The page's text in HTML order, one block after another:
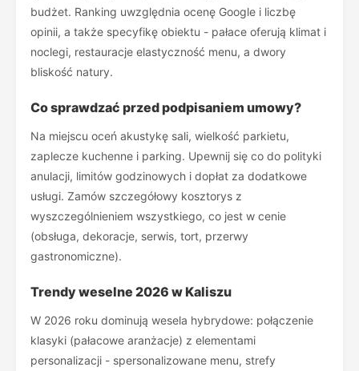
budżet. Ranking uwzględnia ocenę Google i liczbę
opinii, a także specyfikę obiektu - pałace oferują klimat i
noclegi, restauracje elastyczność menu, a dwory
bliskość natury.
Co sprawdzać przed podpisaniem umowy?
Na miejscu oceń akustykę sali, wielkość parkietu,
zaplecze kuchenne i parking. Upewnij się co do polityki
anulacji, limitów godzinowych i dopłat za dodatkowe
usługi. Zamów szczegółowy kosztorys z
wyszczególnieniem wszystkiego, co jest w cenie
(obsługa, dekoracje, serwis, tort, przerwy
gastronomiczne).
Trendy weselne 2026 w Kaliszu
W 2026 roku dominują wesela hybrydowe: połączenie
klasyki (pałacowe aranżacje) z elementami
personalizacji - spersonalizowane menu, strefy